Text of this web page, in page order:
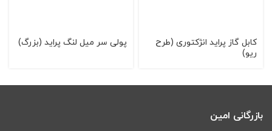
کابل گاز پراید انژکتوری (طرح
ریو)
پولی سر میل لنگ پراید (بزرگ)
بازرگانی امین